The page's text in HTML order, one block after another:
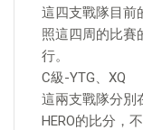
這四支戰隊目前
照這四周的比賽
行。
C級-YTG、XQ
這兩支戰隊分別
HERO的比分，